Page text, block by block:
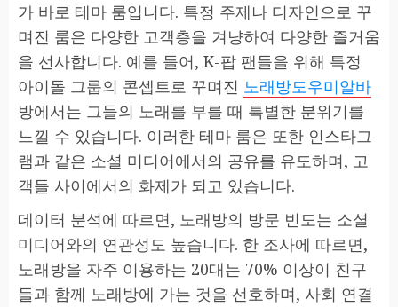
가 바로 테마 룸입니다. 특정 주제나 디자인으로 꾸
며진 룸은 다양한 고객층을 겨냥하여 다양한 즐거움
을 선사합니다. 예를 들어, K-팝 팬들을 위해 특정
아이돌 그룹의 콘셉트로 꾸며진 노래방도우미알바
방에서는 그들의 노래를 부를 때 특별한 분위기를
느낄 수 있습니다. 이러한 테마 룸은 또한 인스타그
램과 같은 소셜 미디어에서의 공유를 유도하며, 고
객들 사이에서의 화제가 되고 있습니다.
데이터 분석에 따르면, 노래방의 방문 빈도는 소셜
미디어와의 연관성도 높습니다. 한 조사에 따르면,
노래방을 자주 이용하는 20대는 70% 이상이 친구
들과 함께 노래방에 가는 것을 선호하며, 사회 연결